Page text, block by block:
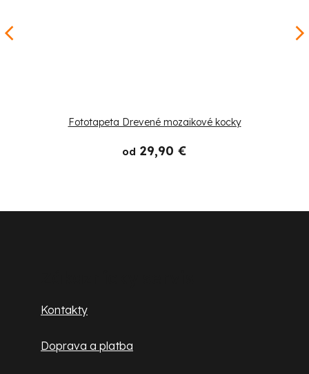
Fototapeta Drevené mozaikové kocky
od 29,90 €
Kontakty
Doprava a platba